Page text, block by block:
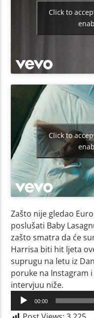
Click to
Click to
Zašto nije gledao
poslušati Baby
zašto smatra da će
Harrisa biti hit ljeta
suprugu na letu iz
poruke na Instagram
intervjuu niže.
Audio
Player
00:00